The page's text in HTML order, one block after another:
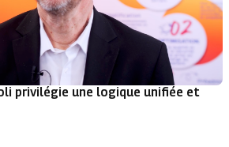
privilégie une logique unifiée et